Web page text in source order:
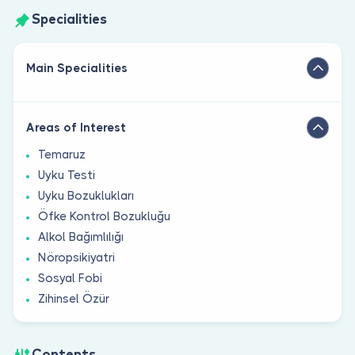
Specialities
Main Specialities
Areas of Interest
Temaruz
Uyku Testi
Uyku Bozuklukları
Öfke Kontrol Bozukluğu
Alkol Bağımlılığı
Nöropsikiyatri
Sosyal Fobi
Zihinsel Özür